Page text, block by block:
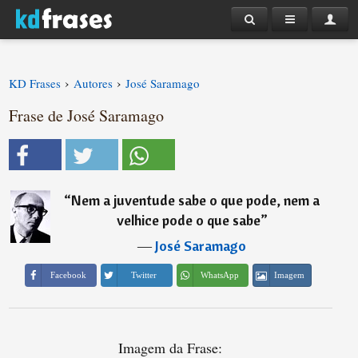
KD Frases › Autores › José Saramago
Frase de José Saramago
“Nem a juventude sabe o que pode, nem a
velhice pode o que sabe”
―José Saramago
Facebook Twitter WhatsApp Imagem
Imagem da Frase: